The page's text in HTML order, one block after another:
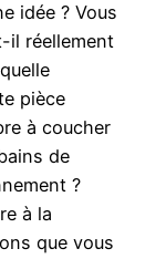
idée ? Vous
il réellement
pièce
à coucher
de
?
à la
que vous